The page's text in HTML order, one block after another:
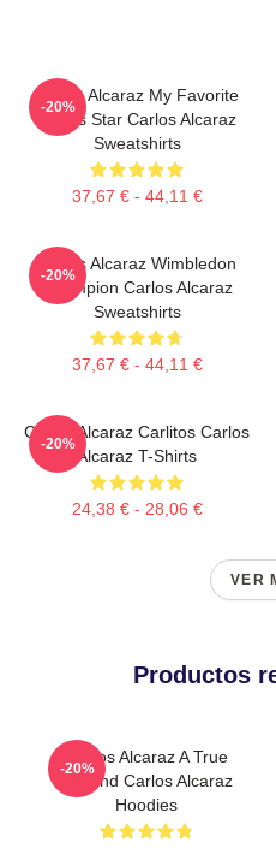
Carlos Alcaraz My Favorite
Tennis Star Carlos Alcaraz
Sweatshirts
37,67 € - 44,11 €
-20%
Carlos Alcaraz Wimbledon
Champion Carlos Alcaraz
Sweatshirts
37,67 € - 44,11 €
-20%
Carlos Alcaraz Carlitos Carlos
Alcaraz T-Shirts
24,38 € - 28,06 €
-20%
VER
Productos
Carlos Alcaraz A True
Legend Carlos Alcaraz
Hoodies
-20%